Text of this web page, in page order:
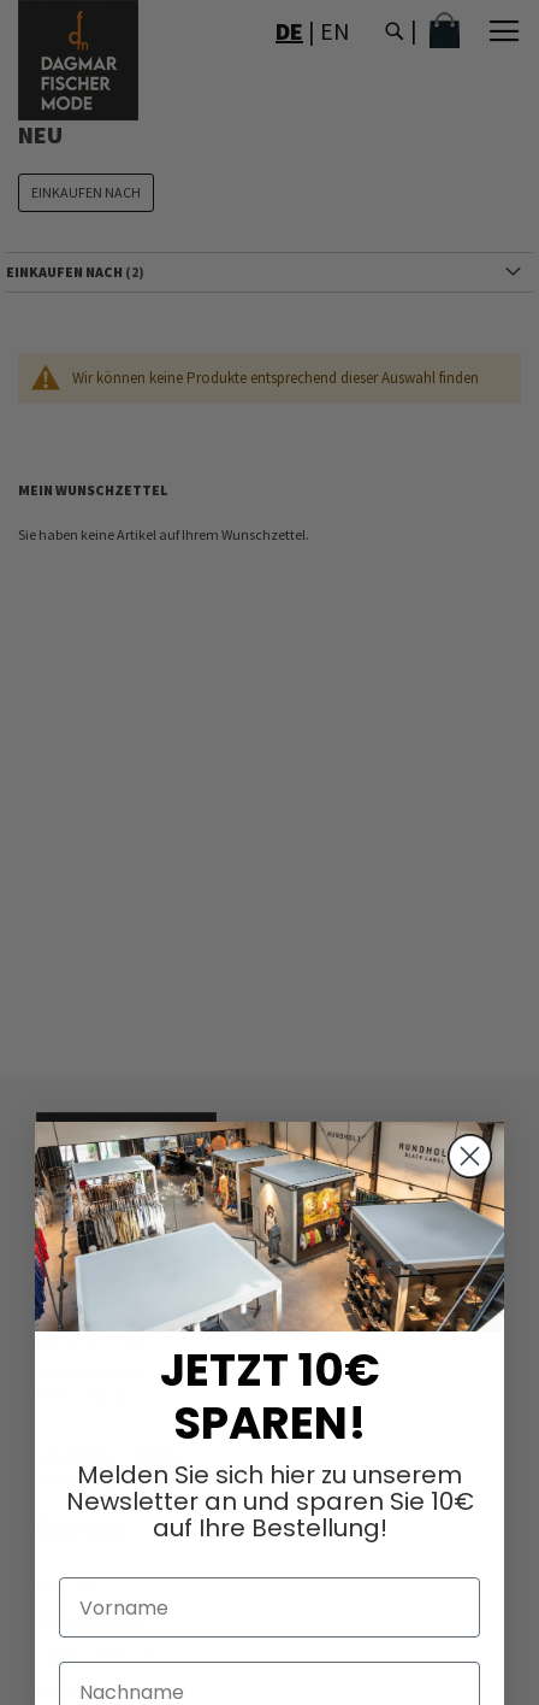
ZUM
DE | EN MEIN
NEU
Wir können keine Produkte entsprechend dieser Auswahl finden
EINKAUFEN NACH
EINKAUFEN NACH
MEIN WUNSCHZETTEL
Sie haben keine Artikel auf Ihrem Wunschzettel.
DAGMARFISCHER MODE GmbH
sales@dagmarfischermode.de
Über uns
Öffnungszeiten
Datenschutz
JETZT 10€
SPAREN!
Melden Sie sich hier zu unserem
Newsletter an und sparen Sie 10€
auf Ihre Bestellung!
Vorname
Nachname